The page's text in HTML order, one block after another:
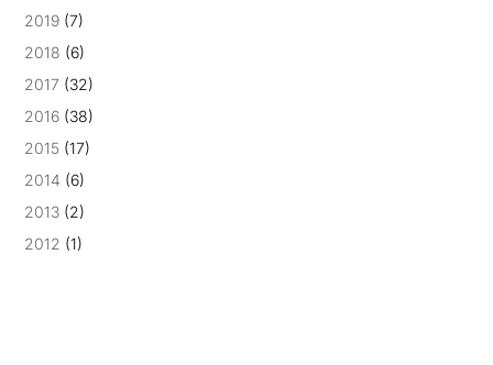
2019 (7)
2018 (6)
2017 (32)
2016 (38)
2015 (17)
2014 (6)
2013 (2)
2012 (1)